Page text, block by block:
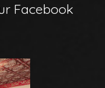
Facebook